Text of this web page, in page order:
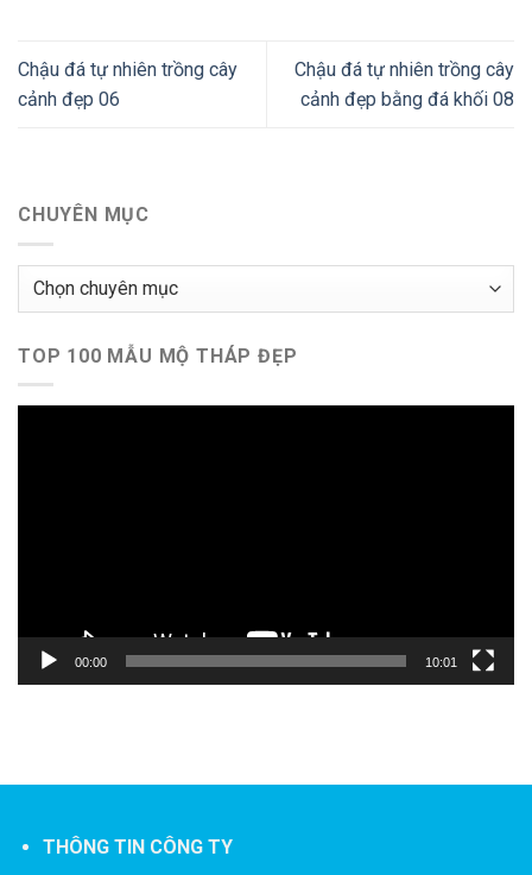
Chậu đá tự nhiên trồng cây
cảnh đẹp 06
Chậu đá tự nhiên trồng cây
cảnh đẹp bằng đá khối 08
CHUYÊN MỤC
Chuyên
TOP 100 MẪU MỘ THÁP ĐẸP
00:00 10:01
THÔNG TIN CÔNG TY